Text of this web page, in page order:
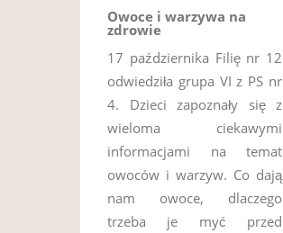
Owoce i warzywa na
zdrowie
17 października Filię nr 12
odwiedziła grupa VI z PS nr
4. Dzieci zapoznały się z
wieloma ciekawymi
informacjami na temat
owoców i warzyw. Co dają
nam owoce, dlaczego
trzeba je myć przed